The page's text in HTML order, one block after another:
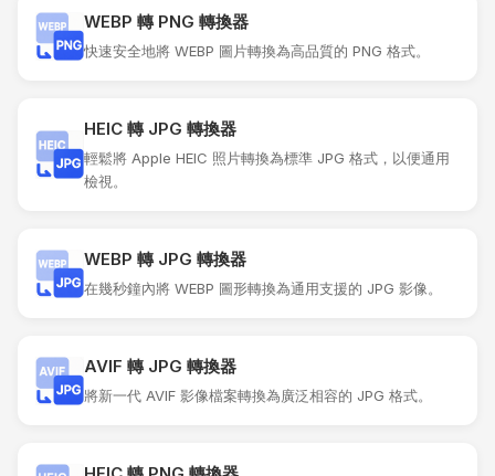
WEBP 轉 PNG 轉換器
快速安全地將 WEBP 圖片轉換為高品質的 PNG 格式。
HEIC 轉 JPG 轉換器
輕鬆將 Apple HEIC 照片轉換為標準 JPG 格式，以便通用
檢視。
WEBP 轉 JPG 轉換器
在幾秒鐘內將 WEBP 圖形轉換為通用支援的 JPG 影像。
AVIF 轉 JPG 轉換器
將新一代 AVIF 影像檔案轉換為廣泛相容的 JPG 格式。